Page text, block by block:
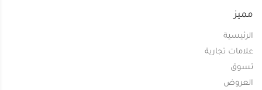
مميز
الرئيسية
علامات تجارية
تسوق
العروض